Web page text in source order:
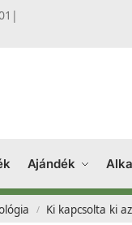
|
Ajándék
/ Ki kapcsolta ki